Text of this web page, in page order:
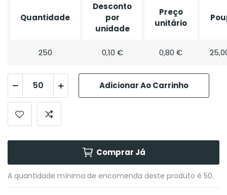
Quantidade
Desconto
por
unidade
Preço
unitário
250 0,10 € 0,80 €
Adicionar Ao Carrinho
Comprar Já
A quantidade mínima de encomenda deste produto é 50.